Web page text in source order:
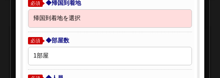
必須 ◆帰国到着地
必須 ◆部屋数